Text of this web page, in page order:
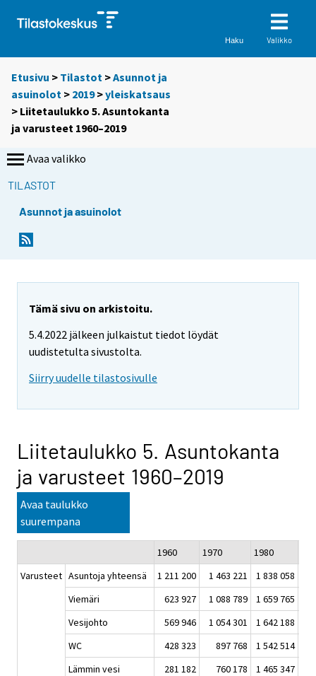
Haku Valikko
Etusivu > Tilastot >Asunnot ja
asuinolot > 2019>yleiskatsaus
> Liitetaulukko 5. Asuntokanta
ja varusteet 1960–2019
Avaa valikko
TILASTOT
Asunnot ja asuinolot
Tämä sivu on arkistoitu.
5.4.2022 jälkeen julkaistut tiedot löydät
uudistetulta sivustolta.
Siirry uudelle tilastosivulle
Liitetaulukko 5. Asuntokanta
ja varusteet 1960–2019
Avaa taulukko
suurempana
1960 1970 1980
Varusteet Asuntoja yhteensä 1 211 200 1 463 221 1 838 058
Viemäri
623 927 1 088 789 1 659 765
Vesijohto
569 946 1 054 301 1 642 188
WC
428 323 897 768 1 542 514
Lämmin vesi
281 182 760 178 1 465 347